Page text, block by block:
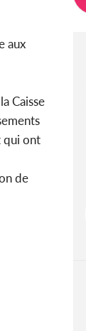
aux
Caisse
qui ont
de